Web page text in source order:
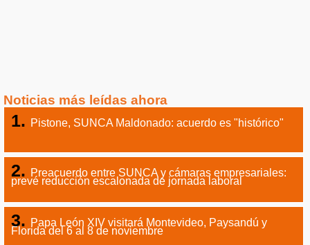
Noticias más leídas ahora
Pistone, SUNCA Maldonado: acuerdo es "histórico"
Preacuerdo entre SUNCA y cámaras empresariales:
prevé reducción escalonada de jornada laboral
Papa León XIV visitará Montevideo, Paysandú y
Florida del 6 al 8 de noviembre